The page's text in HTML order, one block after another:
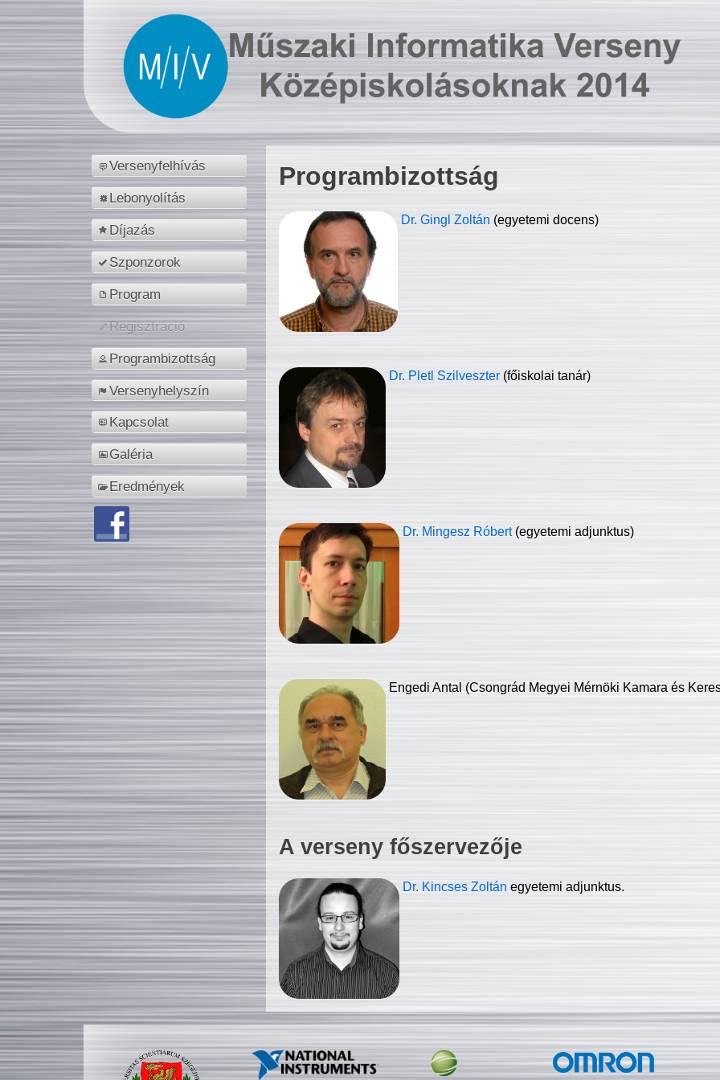
Versenyfelhívás
Lebonyolítás
Díjazás
Szponzorok
Program
Regisztráció
Programbizottság
Versenyhelyszín
Kapcsolat
Galéria
Eredmények
Programbizottság
Dr. Gingl Zoltán (egyetemi docens)
Dr. Pletl Szilveszter (főiskolai tanár)
Dr. Mingesz Róbert (egyetemi adjunktus)
Engedi Antal (Csongrád Megyei Mérnöki Kamara és
A verseny főszervezője
Dr. Kincses Zoltán egyetemi adjunktus.